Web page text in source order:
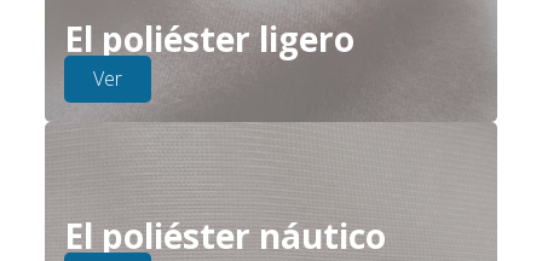
El poliéster ligero
Ver
El poliéster náutico